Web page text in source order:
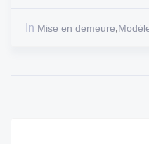
In Mise en demeure,